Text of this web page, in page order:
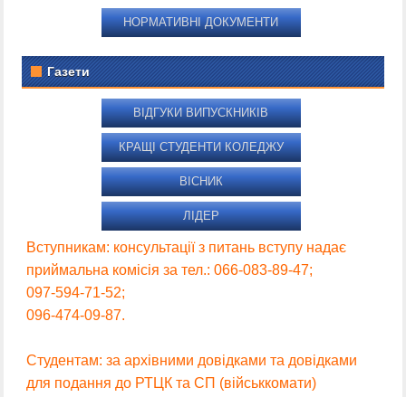
НОРМАТИВНІ ДОКУМЕНТИ
Газети
ВІДГУКИ ВИПУСКНИКІВ
КРАЩІ СТУДЕНТИ КОЛЕДЖУ
ВІСНИК
ЛІДЕР
Вступникам: консультації з питань вступу надає
приймальна комісія за тел.: 066-083-89-47;
097-594-71-52;
096-474-09-87.
Студентам: за архівними довідками та довідками
для подання до РТЦК та СП (військкомати)